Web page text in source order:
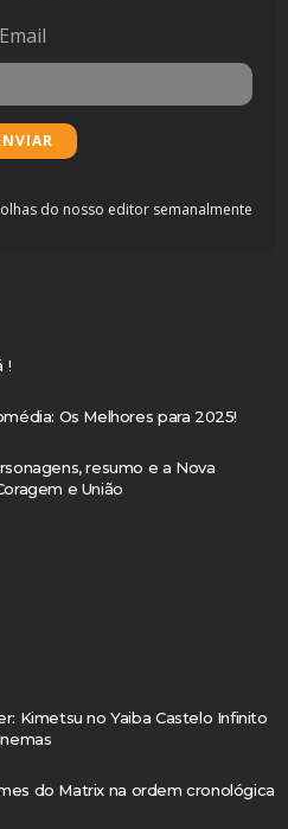
Email
do nosso editor semanalmente
!
Os Melhores para 2025!
resumo e a Nova
e União
Kimetsu no Yaiba Castelo Infinito
do Matrix na ordem cronológica